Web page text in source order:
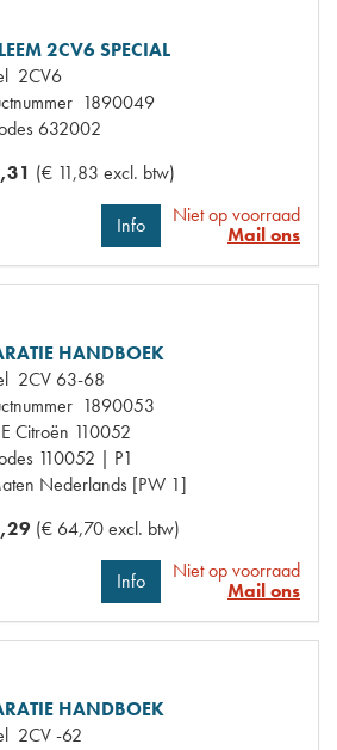
2CV6 SPECIAL
2CV6
1890049
632002
(€ 11,83 excl. btw)
Info
Niet op voorraad
Mail ons
HANDBOEK
2CV 63-68
1890053
Citroën 110052
110052 | P1
Nederlands [PW 1]
(€ 64,70 excl. btw)
Info
Niet op voorraad
Mail ons
HANDBOEK
2CV -62